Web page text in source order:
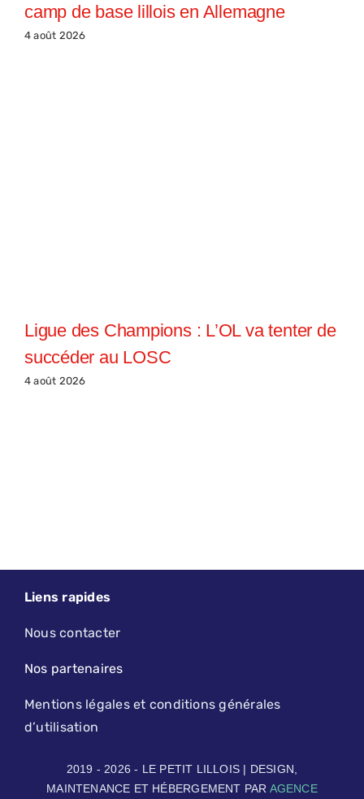
camp de base lillois en Allemagne
4 août 2026
Ligue des Champions : L’OL va tenter de
succéder au LOSC
4 août 2026
Liens rapides
Nous contacter
Nos partenaires
Mentions légales et conditions générales
d’utilisation
2019 - 2026 - LE PETIT LILLOIS | DESIGN,
MAINTENANCE ET HÉBERGEMENT PAR AGENCE